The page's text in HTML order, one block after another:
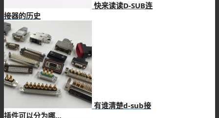
快来读读D-SUB连
接器的历史
有谁清楚d-sub接
插件可以分为哪…